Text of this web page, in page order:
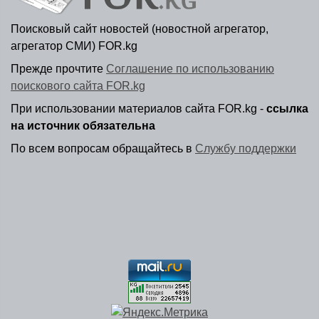
Поисковый сайт новостей (новостной агрегатор,
агрегатор СМИ) FOR.kg
Прежде прочтите Соглашение по использованию
поискового сайта FOR.kg
При использовании материалов сайта FOR.kg - ссылка
на источник обязательна
По всем вопросам обращайтесь в Службу поддержки